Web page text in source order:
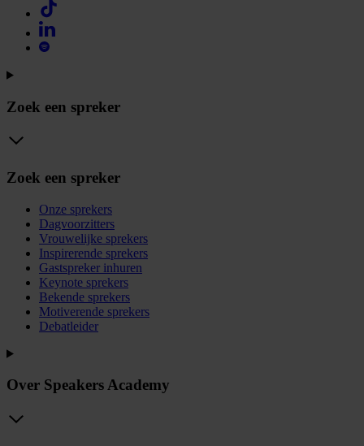
Zoek een spreker
Zoek een spreker
Onze sprekers
Dagvoorzitters
Vrouwelijke sprekers
Inspirerende sprekers
Gastspreker inhuren
Keynote sprekers
Bekende sprekers
Motiverende sprekers
Debatleider
Over Speakers Academy